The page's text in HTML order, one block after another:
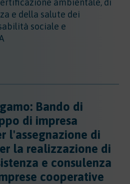
ambientale, di
e della salute dei
sociale e
Bando di
di impresa
l'assegnazione di
la realizzazione di
e consulenza
cooperative